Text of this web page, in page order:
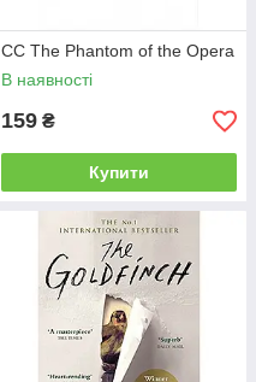
CC The Phantom of the Opera
В наявності
159 ₴
Купити